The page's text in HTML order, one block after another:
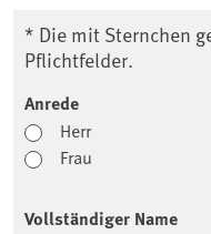
* Die mit Sternchen
Pflichtfelder.
Anrede
Herr
Frau
Vollständiger Name